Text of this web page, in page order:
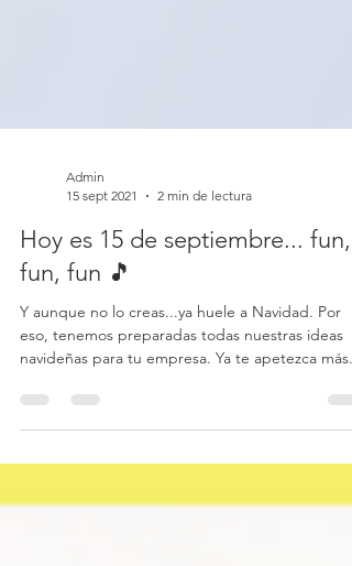
15 sept 2021
2 min de lectura
Hoy es 15 de septiembre... fun,
fun, fun 🎵
Y aunque no lo creas...ya huele a Navidad. Por
navideñas para tu empresa. Ya te apetezca más...